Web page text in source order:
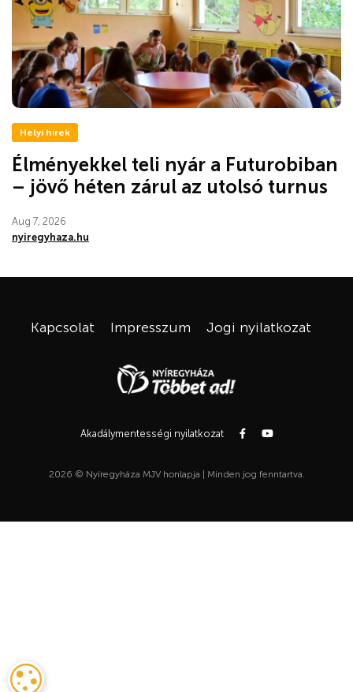
Helyi hírek
Élményekkel teli nyár a Futurobiban
– jövő héten zárul az utolsó turnus
Aug 7, 2026
nyiregyhaza.hu
Kapcsolat Impresszum Jogi nyilatkozat
Akadálymentességi nyilatkozat
2026 © Nyíregyháza MJV honlapja | Minden jog fenntartva.